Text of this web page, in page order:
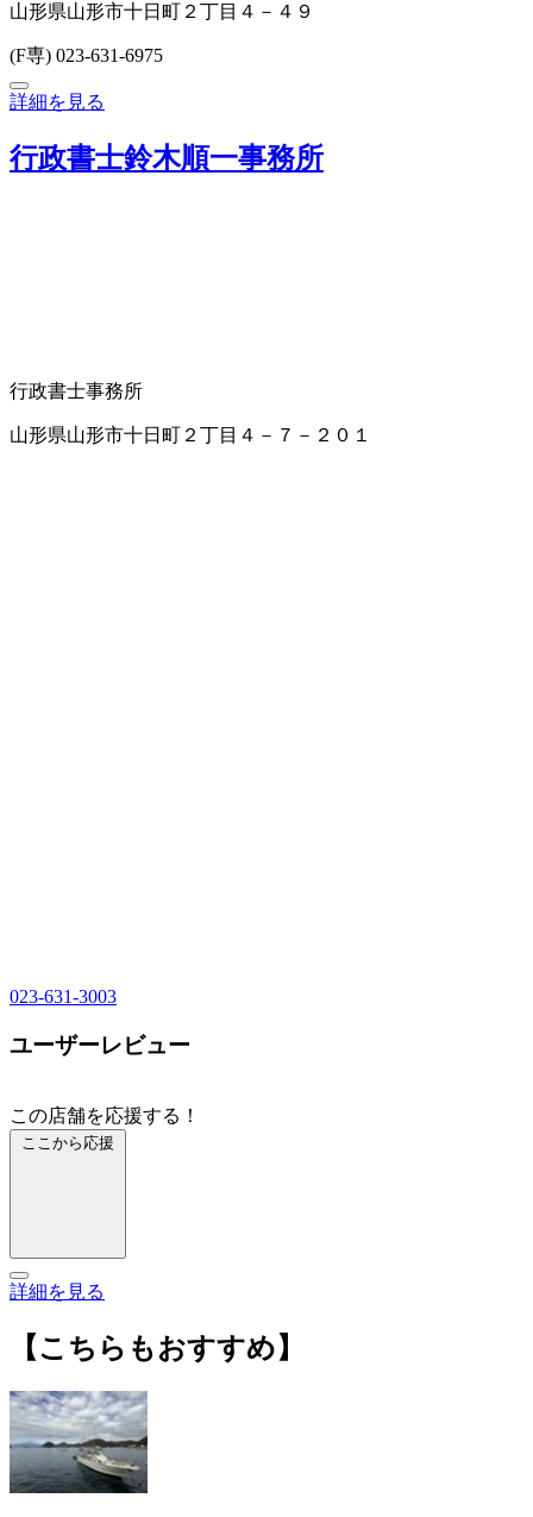
山形県山形市十日町２丁目４－４９
(F専) 023-631-6975
詳細を見る
行政書士鈴木順一事務所
行政書士事務所
山形県山形市十日町２丁目４－７－２０１
023-631-3003
ユーザーレビュー
この店舗を応援する！
ここから応援
詳細を見る
【こちらもおすすめ】